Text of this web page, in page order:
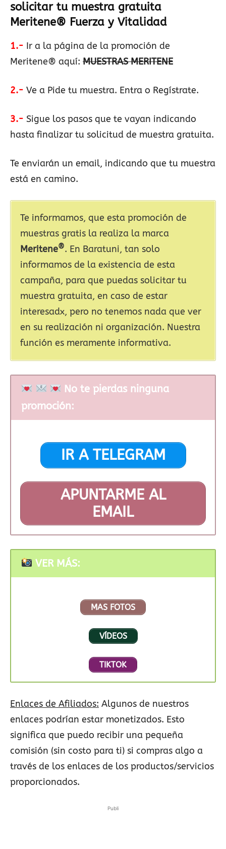
solicitar tu muestra gratuita
Meritene® Fuerza y Vitalidad
1.- Ir a la página de la promoción de
Meritene® aquí: MUESTRAS MERITENE
2.- Ve a Pide tu muestra. Entra o Regístrate.
3.- Sigue los pasos que te vayan indicando
hasta finalizar tu solicitud de muestra gratuita.
Te enviarán un email, indicando que tu muestra
está en camino.
Te informamos, que esta promoción de
muestras gratis la realiza la marca
Meritene®. En Baratuni, tan solo
informamos de la existencia de esta
campaña, para que puedas solicitar tu
muestra gratuita, en caso de estar
interesadx, pero no tenemos nada que ver
en su realización ni organización. Nuestra
función es meramente informativa.
No te pierdas ninguna
promoción:
IR A TELEGRAM
APUNTARME AL
EMAIL
VER MÁS:
MAS FOTOS
VÍDEOS
TIKTOK
Enlaces de Afiliados: Algunos de nuestros
enlaces podrían estar monetizados. Esto
significa que puedo recibir una pequeña
comisión (sin costo para ti) si compras algo a
través de los enlaces de los productos/servicios
proporcionados.
Publi